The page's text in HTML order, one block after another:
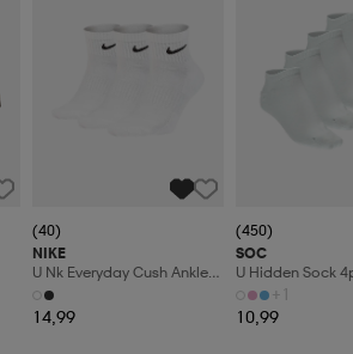
(40)
NIKE
U Nk Everyday Cush Ankle
3pr
14,99
(450)
SOC
U Hidden Sock
+1
10,99